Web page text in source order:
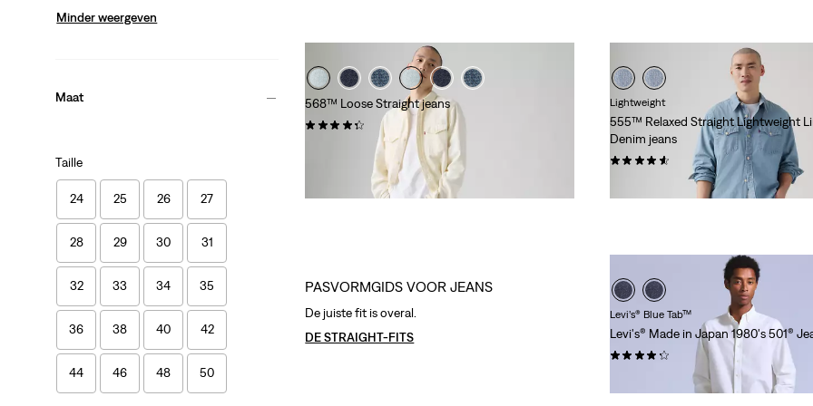
Minder weergeven
Maat
Taille
24 25 26 27
28 29 30 31
32 33 34 35
36 38 40 42
44 46 48 50
568™ Loose Straight jeans
(0)
Lightweight
555™ Relaxed Straight Lightweight
Denim jeans
Levi’s® Blue Tab™
Levi's® Made in Japan 1980's 501®
PASVORMGIDS VOOR JEANS
De juiste fit is overal.
DE STRAIGHT-FITS